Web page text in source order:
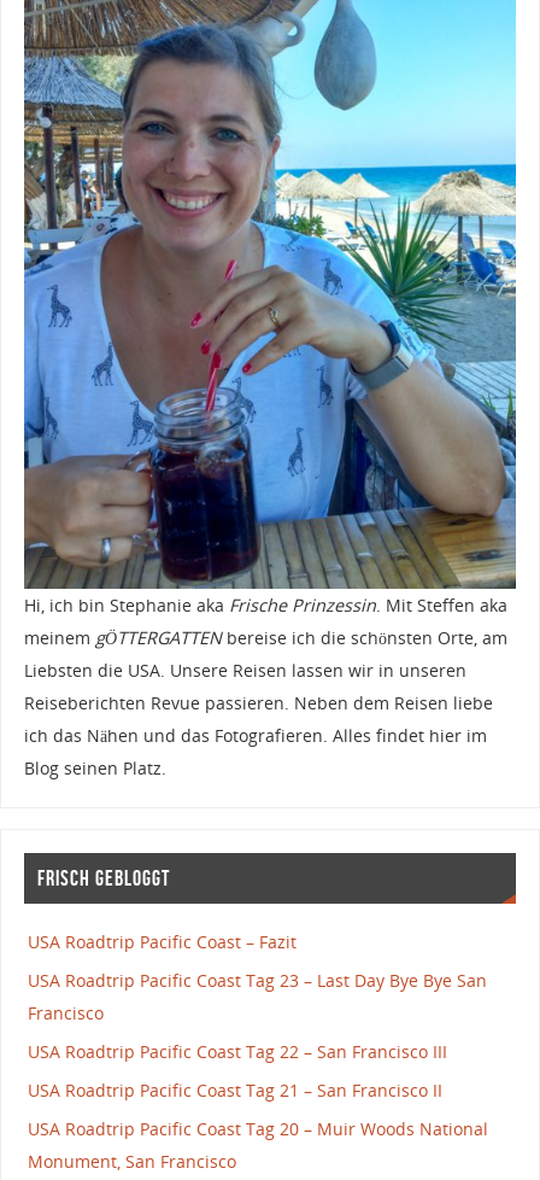
Hi, ich bin Stephanie aka Frische Prinzessin. Mit Steffen aka
meinem gÖTTERGATTENbereise ich die schönsten Orte, am
Liebsten die USA. Unsere Reisen lassen wir in unseren
Reiseberichten Revue passieren. Neben dem Reisen liebe
ich das Nähen und das Fotografieren. Alles findet hier im
Blog seinen Platz.
Frisch gebloggt
USA Roadtrip Pacific Coast – Fazit
USA Roadtrip Pacific Coast Tag 23 – Last Day Bye Bye San
Francisco
USA Roadtrip Pacific Coast Tag 22 – San Francisco III
USA Roadtrip Pacific Coast Tag 21 – San Francisco II
USA Roadtrip Pacific Coast Tag 20 – Muir Woods National
Monument, San Francisco